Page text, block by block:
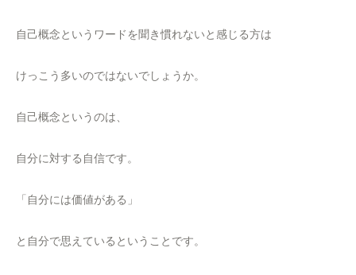
自己概念というワードを聞き慣れないと感じる方は
けっこう多いのではないでしょうか。
自己概念というのは、
自分に対する自信です。
「自分には価値がある」
と自分で思えているということです。